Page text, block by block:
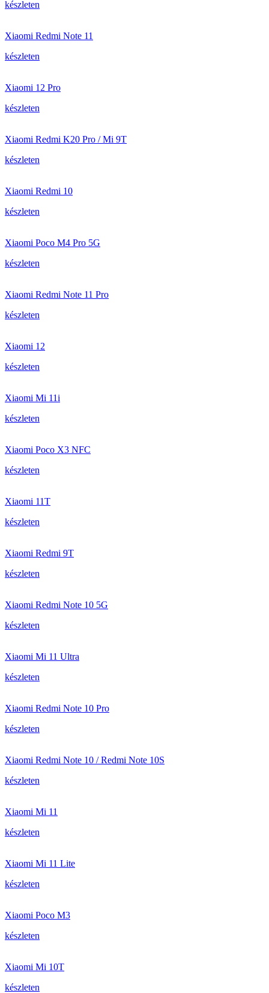
készleten
Xiaomi Redmi Note 11
készleten
Xiaomi 12 Pro
készleten
Xiaomi Redmi K20 Pro / Mi 9T
készleten
Xiaomi Redmi 10
készleten
Xiaomi Poco M4 Pro 5G
készleten
Xiaomi Redmi Note 11 Pro
készleten
Xiaomi 12
készleten
Xiaomi Mi 11i
készleten
Xiaomi Poco X3 NFC
készleten
Xiaomi 11T
készleten
Xiaomi Redmi 9T
készleten
Xiaomi Redmi Note 10 5G
készleten
Xiaomi Mi 11 Ultra
készleten
Xiaomi Redmi Note 10 Pro
készleten
Xiaomi Redmi Note 10 / Redmi Note 10S
készleten
Xiaomi Mi 11
készleten
Xiaomi Mi 11 Lite
készleten
Xiaomi Poco M3
készleten
Xiaomi Mi 10T
készleten